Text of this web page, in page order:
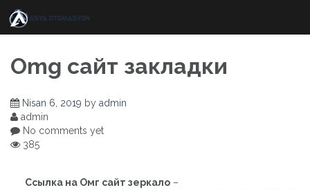
content
Omg сайт закладки
Nisan 6, 2019 by admin
admin
No comments yet
385
Ссылка на Омг сайт зеркало –